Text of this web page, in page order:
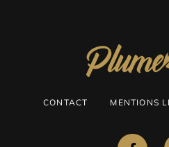
CONTACT MENTIONS